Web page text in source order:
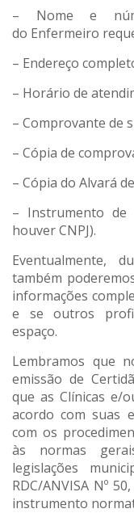
– Nome e
do Enfermeiro
– Endereço
– Horário de
– Comprovante de
– Cópia de
– Cópia do Alvará
– Instrumento de
houver CNPJ).
Eventualmente,
também
informações
e se outros
espaço.
Lembramos que
emissão de
que as Clínicas e/
acordo com suas
com os
às normas
legislações
RDC/ANVISA Nº
instrumento